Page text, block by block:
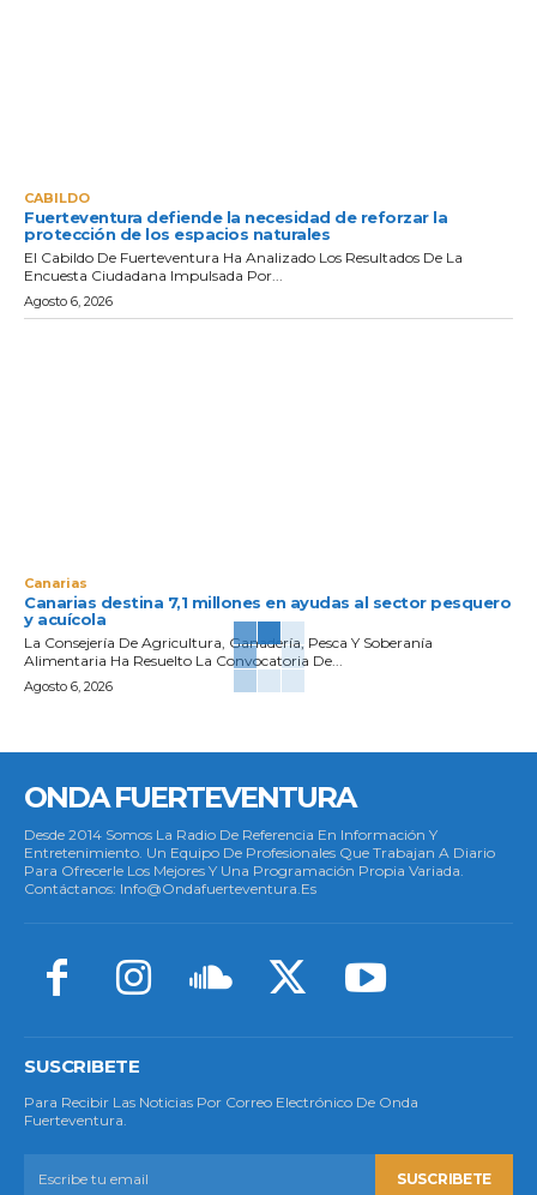
CABILDO
Fuerteventura defiende la necesidad de reforzar la
protección de los espacios naturales
El Cabildo De Fuerteventura Ha Analizado Los Resultados De La
Encuesta Ciudadana Impulsada Por...
Agosto 6, 2026
Canarias
Canarias destina 7,1 millones en ayudas al sector pesquero
y acuícola
La Consejería De Agricultura, Ganadería, Pesca Y Soberanía
Alimentaria Ha Resuelto La Convocatoria De...
Agosto 6, 2026
ONDA FUERTEVENTURA
Desde 2014 Somos La Radio De Referencia En Información Y
Entretenimiento. Un Equipo De Profesionales Que Trabajan A Diario
Para Ofrecerle Los Mejores Y Una Programación Propia Variada.
Contáctanos: Info@ondafuerteventura.es
SUSCRIBETE
Para Recibir Las Noticias Por Correo Electrónico De Onda
Fuerteventura.
SUSCRIBETE